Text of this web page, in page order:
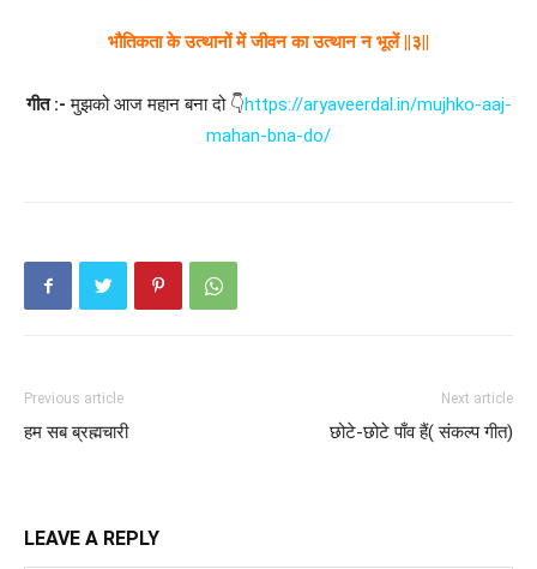
भौतिकता के उत्थानों में जीवन का उत्थान न भूलें ||३||
गीत :- मुझको आज महान बना दो 👇https://aryaveerdal.in/mujhko-aaj-
mahan-bna-do/
Previous article
हम सब ब्रह्मचारी
Next article
छोटे-छोटे पाँव हैं( संकल्प गीत)
LEAVE A REPLY